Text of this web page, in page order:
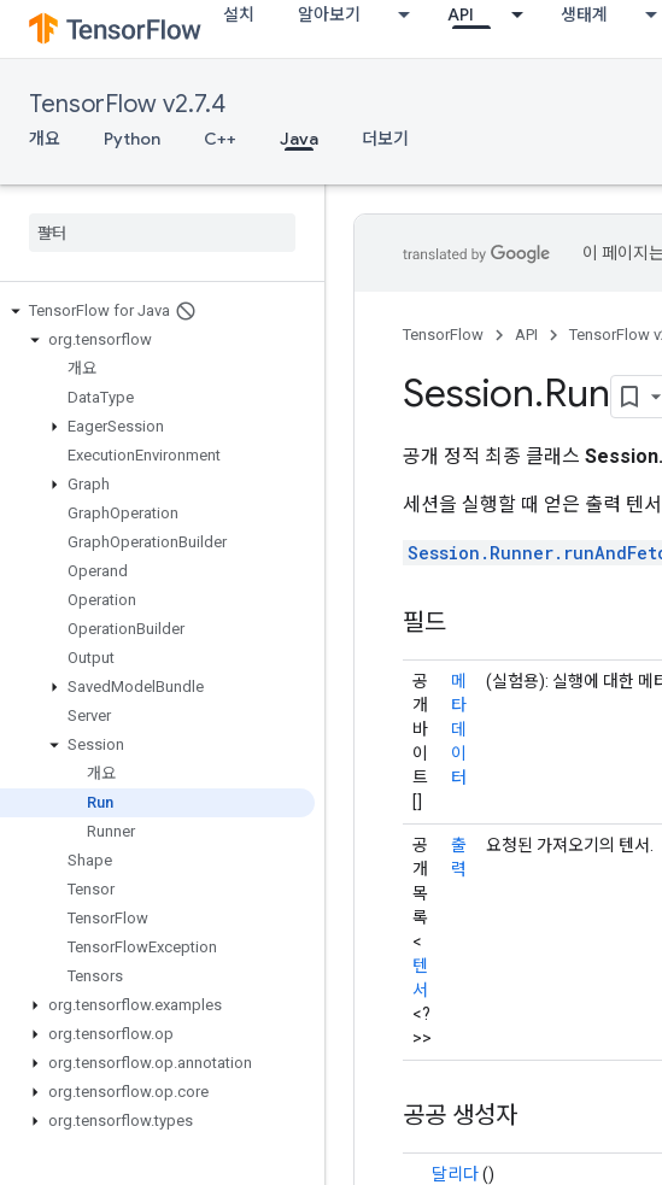
설치 알아보기 API 생태계
TensorFlow v2.7.4
개요 Python C++ Java 더보기
TensorFlow for Java
org.tensorflow
개요
DataType
EagerSession
ExecutionEnvironment
Graph
GraphOperation
GraphOperationBuilder
Operand
Operation
OperationBuilder
Output
SavedModel Bundle
Server
Session
개요
Run
Runner
Shape
Tensor
TensorFlow
TensorFlowException
Tensors
org.tensorflow.examples
org.tensorflow.op
org.tensorflow.op.annotation
org.tensorflow.op.core
org.tensorflow.types
이 페이지
TensorFlow API TensorFlow
Session.Run
공개 정적 최종 클래스
세션을 실행할 때 얻은 출력 텐
필드
공
개
바
이
트
[]
메
타
데
이
터
(실험용): 실행에 대한 메
공
개
목
록
<
텐
서
<?
>>
출
력
요청된 가져오기의 텐서.
공공 생성자
달리다()